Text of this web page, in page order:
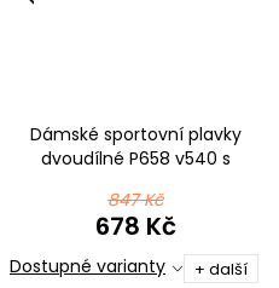
Dámské sportovní plavky
dvoudílné P658 v540 s
847 Kč
678 Kč
Dostupné varianty + další